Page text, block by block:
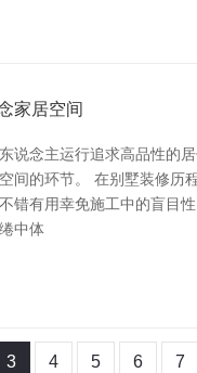
家居空间
说念主运行追求高品性的
间的环节。 在别墅装修
错有用幸免施工中的盲目
中体
3 4 5 6 7